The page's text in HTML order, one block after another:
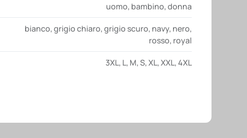
uomo, bambino,donna
bianco,grigio chiaro,grigio scuro, navy, nero,
rosso, royal
3XL, L, M,S,XL,XXL,4XL